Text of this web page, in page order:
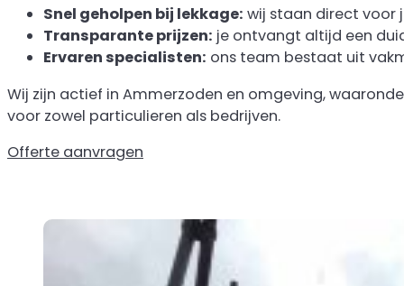
Snel geholpen bij lekkage: wij staan direct voor
Transparante prijzen: je ontvangt altijd een
Ervaren specialisten: ons team bestaat uit
Wij zijn actief in Ammerzoden en omgeving,
voor zowel particulieren als bedrijven.
Offerte aanvragen